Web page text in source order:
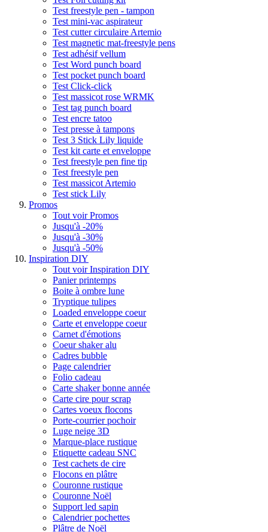
Test freestyle pen - tampon
Test mini-vac aspirateur
Test cutter circulaire Artemio
Test magnetic mat-freestyle pens
Test adhésif vellum
Test Word punch board
Test pocket punch board
Test Click-click
Test massicot rose WRMK
Test tag punch board
Test encre tatoo
Test presse à tampons
Test 3 Stick Lily liquide
Test kit carte et enveloppe
Test freestyle pen fine tip
Test freestyle pen
Test massicot Artemio
Test stick Lily
Promos
Tout voir Promos
Jusqu'à -20%
Jusqu'à -30%
Jusqu'à -50%
Inspiration DIY
Tout voir Inspiration DIY
Panier printemps
Boite à ombre lune
Tryptique tulipes
Loaded enveloppe coeur
Carte et enveloppe coeur
Carnet d'émotions
Coeur shaker alu
Cadres bubble
Page calendrier
Folio cadeau
Carte shaker bonne année
Carte cire pour scrap
Cartes voeux flocons
Porte-courrier pochoir
Luge neige 3D
Marque-place rustique
Etiquette cadeau SNC
Test cachets de cire
Flocons en plâtre
Couronne rustique
Couronne Noël
Support led sapin
Calendrier pochettes
Plâtre de Noël